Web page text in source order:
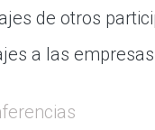
de otros
a las